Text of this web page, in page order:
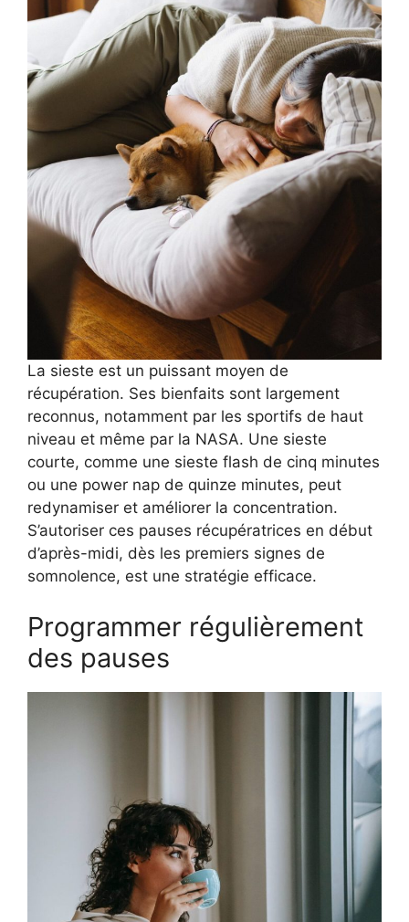
La sieste est un puissant moyen de
récupération. Ses bienfaits sont largement
reconnus, notamment par les sportifs de haut
niveau et même par la NASA. Une sieste
courte, comme une sieste flash de cinq minutes
ou une power nap de quinze minutes, peut
redynamiser et améliorer la concentration.
S’autoriser ces pauses récupératrices en début
d’après-midi, dès les premiers signes de
somnolence, est une stratégie efficace.
Programmer régulièrement
des pauses